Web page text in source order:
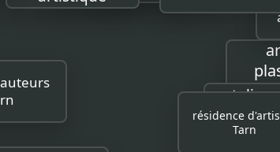
auteurs
atelier
résidence
Tarn